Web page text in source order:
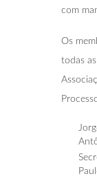
com
Os
todas